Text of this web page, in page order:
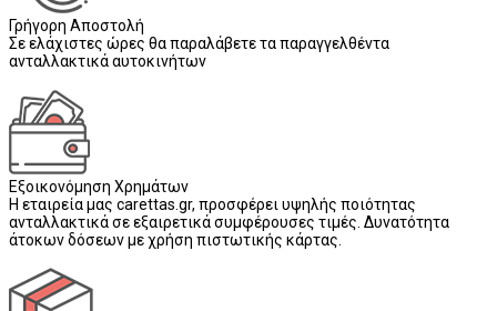
Γρήγορη Αποστολή
Σε ελάχιστες ώρες θα παραλάβετε τα παραγγελθέντα
ανταλλακτικά αυτοκινήτων
Εξοικονόμηση Χρημάτων
Η εταιρεία μας carettas.gr, προσφέρει υψηλής ποιότητας
ανταλλακτικά σε εξαιρετικά συμφέρουσες τιμές. Δυνατότητα
άτοκων δόσεων με χρήση πιστωτικής κάρτας.